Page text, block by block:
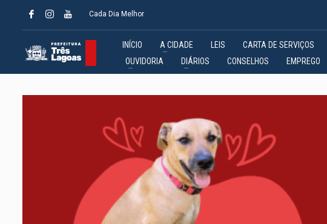
Cada Dia Melhor
INÍCIO A CIDADE LEIS CARTA DE SERVIÇOS
OUVIDORIA
DIÁRIOS CONSELHOS EMPREGO